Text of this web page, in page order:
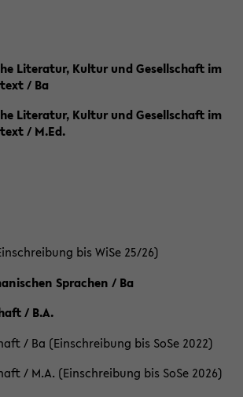
Literatur, Kultur und Gesellschaft im
/ Ba
Literatur, Kultur und Gesellschaft im
/ M.Ed.
bis WiSe 25/26)
Sprachen / Ba
/ B.A.
/ Ba (Einschreibung bis SoSe 2022)
/ M.A. (Einschreibung bis SoSe 2026)